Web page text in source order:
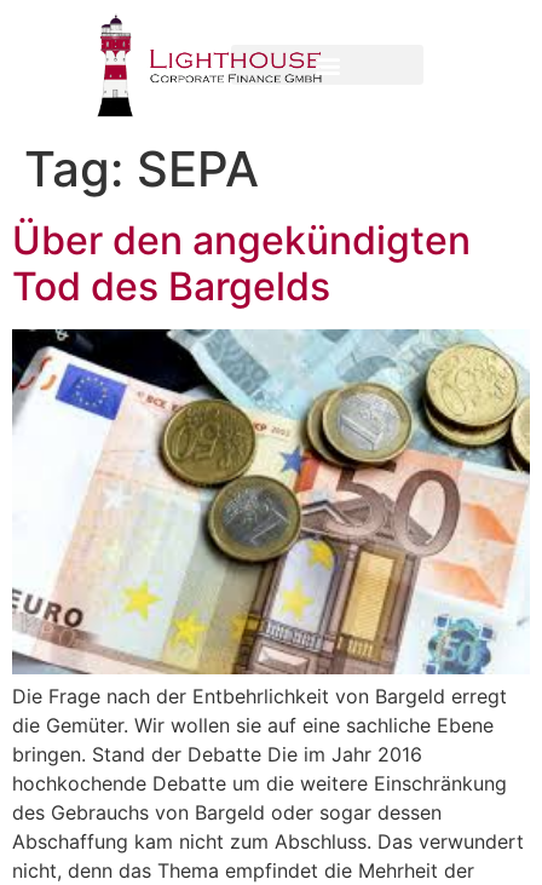
Tag: SEPA
Über den angekündigten
Tod des Bargelds
Die Frage nach der Entbehrlichkeit von Bargeld erregt
die Gemüter. Wir wollen sie auf eine sachliche Ebene
bringen. Stand der Debatte Die im Jahr 2016
hochkochende Debatte um die weitere Einschränkung
des Gebrauchs von Bargeld oder sogar dessen
Abschaffung kam nicht zum Abschluss. Das verwundert
nicht, denn das Thema empfindet die Mehrheit der